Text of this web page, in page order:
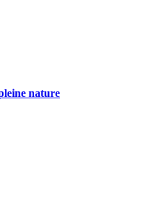
nature